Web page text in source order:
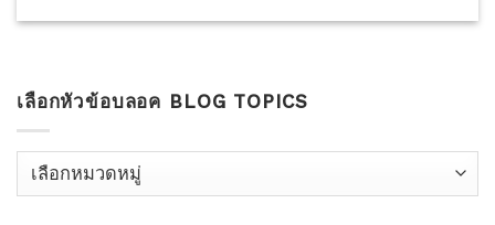
เลือกหัวข้อบลอค BLOG TOPICS
เลือก